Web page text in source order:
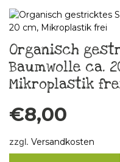
Organisch
Baumwolle ca.
Mikroplastik
€8,00
zzgl. Versandkosten